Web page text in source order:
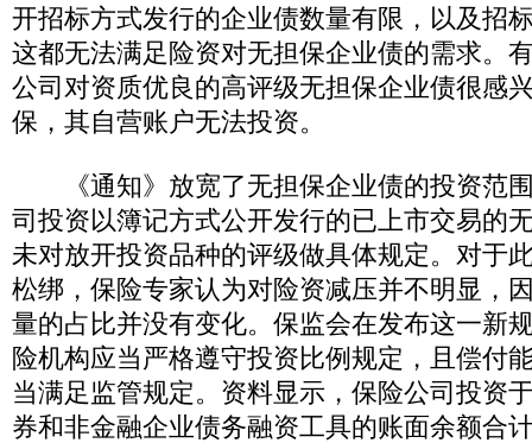
开招标方式发行的企业债数量有限，以及招
这都无法满足险资对无担保企业债的需求。
公司对资质优良的高评级无担保企业债很感
保，其自营账户无法投资。
《通知》放宽了无担保企业债的投资范
司投资以簿记方式公开发行的已上市交易的
未对放开投资品种的评级做具体规定。对于
松绑，保险专家认为对险资减压并不明显，
量的占比并没有变化。保监会在发布这一新
险机构应当严格遵守投资比例规定，且偿付
当满足监管规定。资料显示，保险公司投资
券和非金融企业债务融资工具的账面余额合